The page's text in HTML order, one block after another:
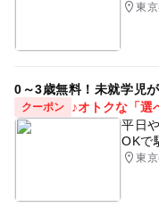
東
0～3歳無料！未就学児
クーポン
♪オトクな「選
平日
OKで
東